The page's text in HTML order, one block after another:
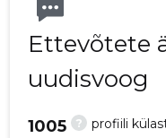
Ettevõtete
uudisvoog
? profiili
1005